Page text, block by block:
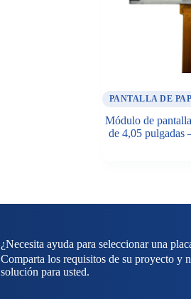
PANTALLA DE
Módulo de
de 4,05 pulgadas
¿Necesita ayuda para seleccionar una
Comparta los requisitos de su proyecto y
solución para usted.